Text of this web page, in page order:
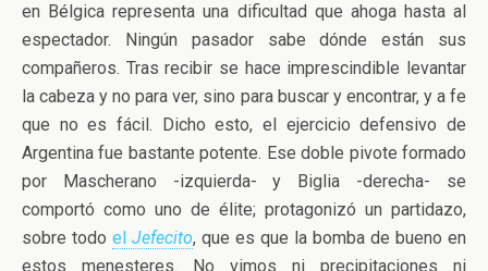
en Bélgica representa una dificultad que ahoga hasta al
espectador. Ningún pasador sabe dónde están sus
compañeros. Tras recibir se hace imprescindible levantar
la cabeza y no para ver, sino para buscar y encontrar, y a fe
que no es fácil. Dicho esto, el ejercicio defensivo de
Argentina fue bastante potente. Ese doble pivote formado
por Mascherano -izquierda- y Biglia -derecha- se
comportó como uno de élite; protagonizó un partidazo,
sobre todo el Jefecito, que es que la bomba de bueno en
estos menesteres. No vimos ni precipitaciones ni